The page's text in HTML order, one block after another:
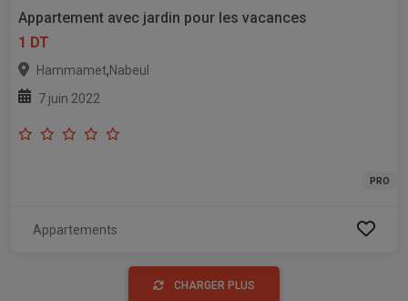
Appartement avec jardin pour les vacances
1 DT
Hammamet,Nabeul
7 juin 2022
PRO
Appartements
CHARGER PLUS